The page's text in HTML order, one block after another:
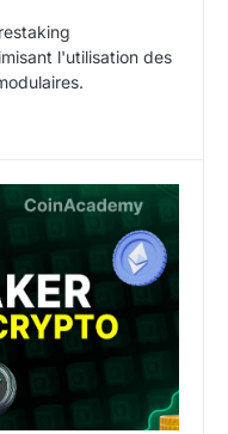
l'utilisation des
? (Tuto